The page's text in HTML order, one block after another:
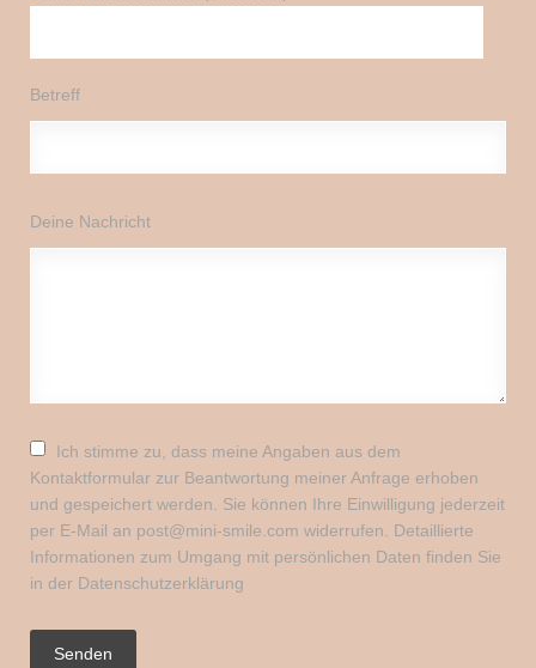
Betreff
Deine Nachricht
Ich stimme zu, dass meine Angaben aus dem
Kontaktformular zur Beantwortung meiner Anfrage erhoben
und gespeichert werden. Sie können Ihre Einwilligung jederzeit
per E-Mail an post@mini-smile.com widerrufen. Detaillierte
Informationen zum Umgang mit persönlichen Daten finden Sie
in der Datenschutzerklärung